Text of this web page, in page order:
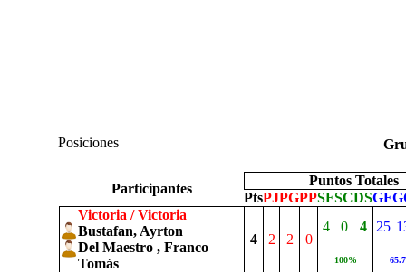
Posiciones
Participantes
Puntos Totales
PtsPJPGPPSFSCDSGF
Victoria / Victoria
Bustafan, Ayrton
Del Maestro , Franco
Tomás
4 2 2 0
4 0 4 25
100%